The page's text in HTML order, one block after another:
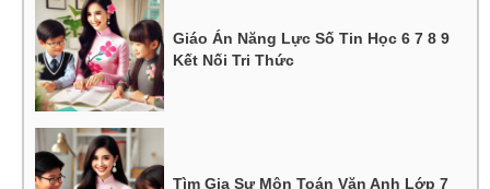
Giáo Án Năng Lực Số Tin Học 6 7 8 9
Kết Nối Tri Thức
Tìm Gia Sư Môn Toán Văn Anh Lớp 7